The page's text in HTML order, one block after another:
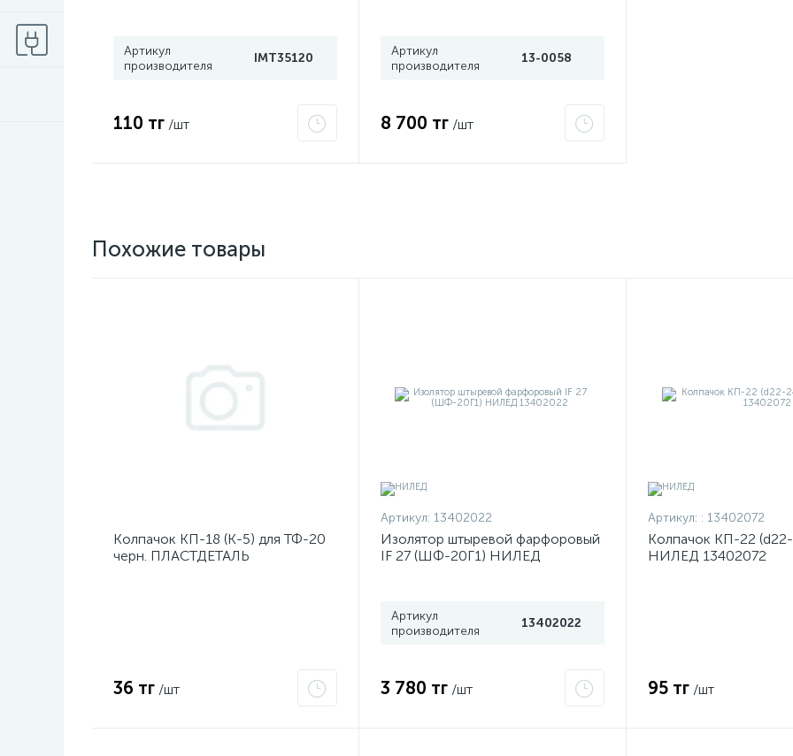
Артикул
производителя
IMT35120
110 тг /шт
Артикул
производителя
13-0058
8 700 тг /шт
Похожие товары
Колпачок КП-18 (К-5) для ТФ-20
черн. ПЛАСТДЕТАЛЬ
36 тг /шт
Артикул: 13402022
Изолятор штыревой фарфоровый
IF 27 (ШФ-20Г1) НИЛЕД
Артикул
производителя
13402022
3 780 тг /шт
Артикул: : 13402072
Колпачок КП-22
НИЛЕД 13402072
95 тг /шт